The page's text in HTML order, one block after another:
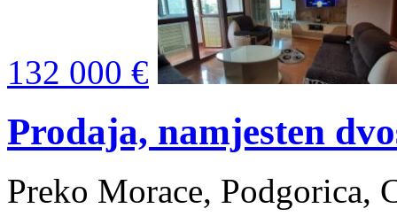
132 000 €
Prodaja, namjesten
Preko Morace, Podgorica,